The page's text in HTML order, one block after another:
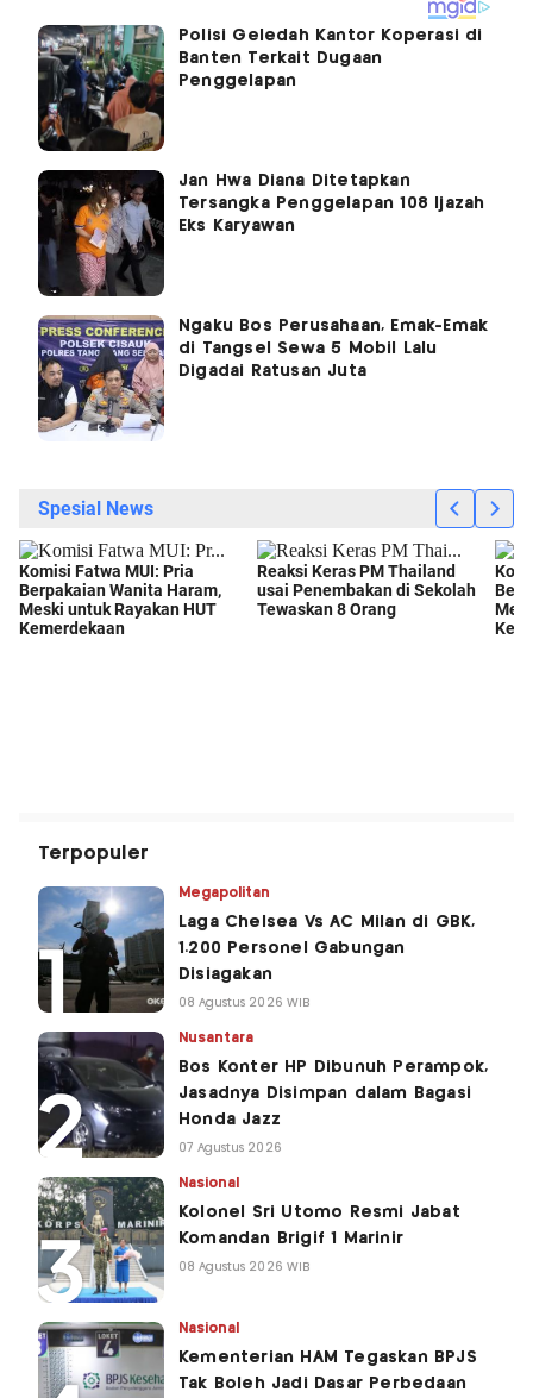
Polisi Geledah Kantor Koperasi di
Banten Terkait Dugaan
Penggelapan
Jan Hwa Diana Ditetapkan
Tersangka Penggelapan 108 Ijazah
Eks Karyawan
Ngaku Bos Perusahaan, Emak-Emak
di Tangsel Sewa 5 Mobil Lalu
Digadai Ratusan Juta
Terpopuler
Megapolitan
Laga Chelsea Vs AC Milan di GBK,
1.200 Personel Gabungan
Disiagakan
08 Agustus 2026 WIB
Nusantara
Bos Konter HP Dibunuh Perampok,
Jasadnya Disimpan dalam Bagasi
Honda Jazz
07 Agustus 2026
Nasional
Kolonel Sri Utomo Resmi Jabat
Komandan Brigif 1 Marinir
08 Agustus 2026 WIB
Nasional
Kementerian HAM Tegaskan BPJS
Tak Boleh Jadi Dasar Perbedaan